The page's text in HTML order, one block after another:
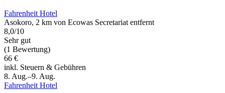
Fahrenheit Hotel
Asokoro, 2 km von Ecowas Secretariat entfernt
8,0/10
Sehr gut
(1 Bewertung)
66 €
inkl. Steuern & Gebühren
8. Aug.–9. Aug.
Fahrenheit Hotel